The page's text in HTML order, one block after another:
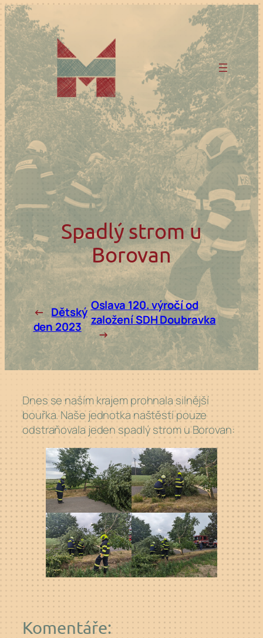
Přeskočit
na
obsah
Spadlý strom u
Borovan
← Dětský
den 2023
Oslava 120. výročí od
založení SDH Doubravka
→
Dnes se naším krajem prohnala silnější
bouřka. Naše jednotka naštěstí pouze
odstraňovala jeden spadlý strom u Borovan:
Komentáře: